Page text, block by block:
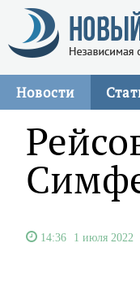
Новости
14:36 1 июля 2022